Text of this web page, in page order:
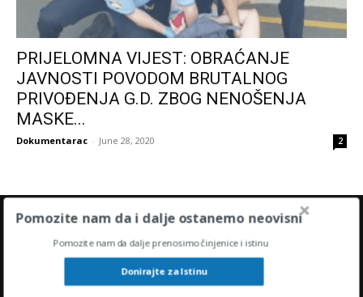
PRIJELOMNA VIJEST: OBRAĆANJE
JAVNOSTI POVODOM BRUTALNOG
PRIVOĐENJA G.D. ZBOG NENOŠENJA
MASKE...
Dokumentarac - June 28, 2020 2
ODABIR UREDNIKA
Demontirana cenzura članka: Što uzrokuje
bolest COVID-19?
Pomozite nam da i dalje ostanemo neovisni
Pomozite nam da dalje prenosimo činjenice i istinu
Donirajte za Istinu